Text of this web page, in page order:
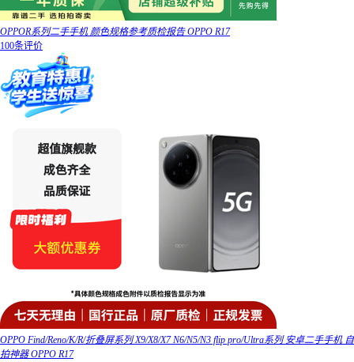
OPPOR系列二手手机 颜色规格参考质检报告 OPPO R17
100条评价
OPPO Find/Reno/K/R/折叠屏系列 X9/X8/X7 N6/N5/N3 flip pro/Ultra系列 安卓二手手机 自
拍神器 OPPO R17